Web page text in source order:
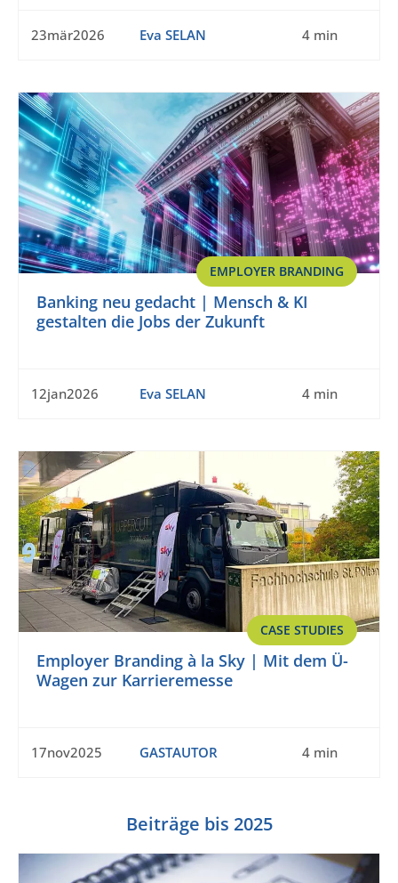
23mär2026 Eva SELAN 4 min
EMPLOYER BRANDING
Banking neu gedacht | Mensch & KI
gestalten die Jobs der Zukunft
12jan2026 Eva SELAN 4 min
CASE STUDIES
Employer Branding à la Sky | Mit dem Ü-
Wagen zur Karrieremesse
17nov2025 GASTAUTOR 4 min
Beiträge bis 2025